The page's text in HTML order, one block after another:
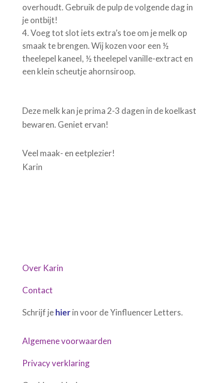
overhoudt. Gebruik de pulp de volgende dag in
je ontbijt!
Voeg tot slot iets extra’s toe om je melk op
smaak te brengen. Wij kozen voor een ½
theelepel kaneel, ½ theelepel vanille-extract en
een klein scheutje ahornsiroop.
Deze melk kan je prima 2-3 dagen in de koelkast
bewaren. Geniet ervan!
Veel maak- en eetplezier!
Karin
Over Karin
Contact
Schrijf jehierin voor de Yinfluencer Letters.
Algemene voorwaarden
Privacy verklaring